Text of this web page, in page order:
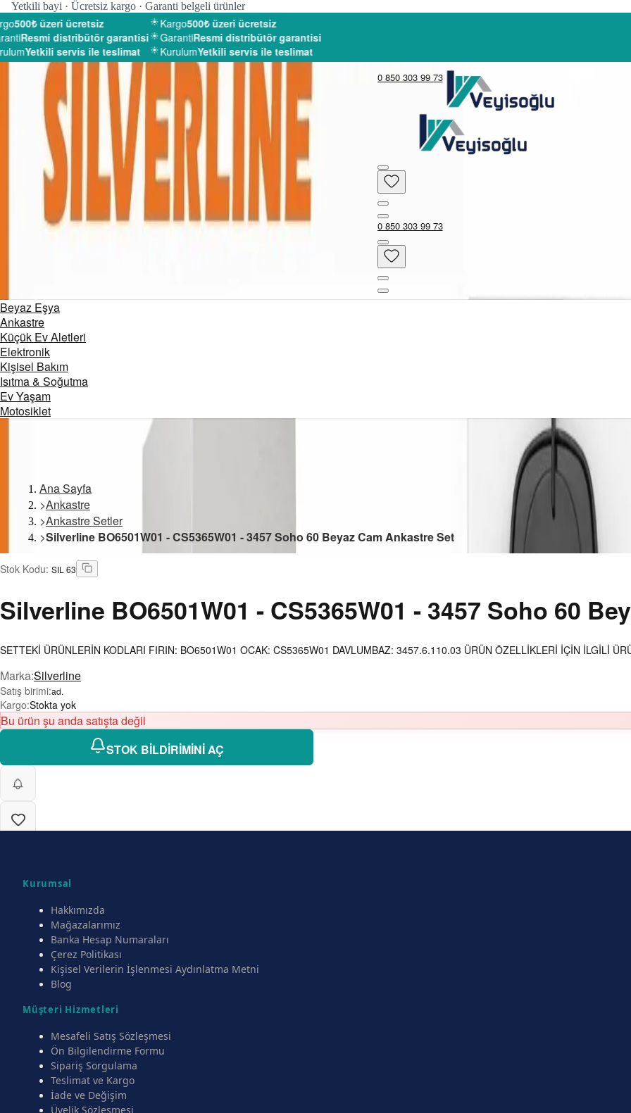
Yetkili bayi · Ücretsiz kargo · Garanti belgeli ürünler
500₺ üzeri ücretsiz
Resmi distribütör garantisi
Yetkili servis ile teslimat
Kargo500₺ üzeri ücretsiz
GarantiResmi distribütör garantisi
KurulumYetkili servis ile teslimat
0 850 303 99 73
0 850 303 99 73
Beyaz Eşya
Ankastre
Küçük Ev Aletleri
Elektronik
Kişisel Bakım
Isıtma & Soğutma
Ev Yaşam
Motosiklet
Ana Sayfa
>Ankastre
>Ankastre Setler
>Silverline BO6501W01 - CS5365W01 - 3457 Soho 60 Beyaz Cam Ankastre Set
Stok Kodu: SIL 63
Silverline BO6501W01 - CS5365W01 - 3457 Soho 60
SETTEKİ ÜRÜNLERİN KODLARI FIRIN: BO6501W01 OCAK: CS5365W01 DAVLUMBAZ: 3457.6.110.03 ÜRÜN ÖZELLİKLERİ İÇİN İLGİLİ
Marka:Silverline
Satış birimi:ad.
Kargo:Stokta yok
Bu ürün şu anda satışta değil
STOK BİLDİRİMİNİ AÇ
Kurumsal
Hakkımızda
Mağazalarımız
Banka Hesap Numaraları
Çerez Politikası
Kişisel Verilerin İşlenmesi Aydınlatma Metni
Blog
Müşteri Hizmetleri
Mesafeli Satış Sözleşmesi
Ön Bilgilendirme Formu
Sipariş Sorgulama
Teslimat ve Kargo
İade ve Değişim
Üyelik Sözleşmesi